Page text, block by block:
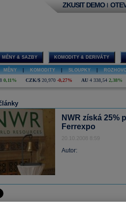
ZKUSIT DEMO |
MĚNY & SAZBY KOMODITY & DERIVÁTY
MĚNY KOMODITY SLOUPKY
0,11% CZK/$ 20,970 -0,27% AU 4 338,54 2,38%
NWR získá 25%
Ferrexpo
20.10.2008 8:59
Autor: